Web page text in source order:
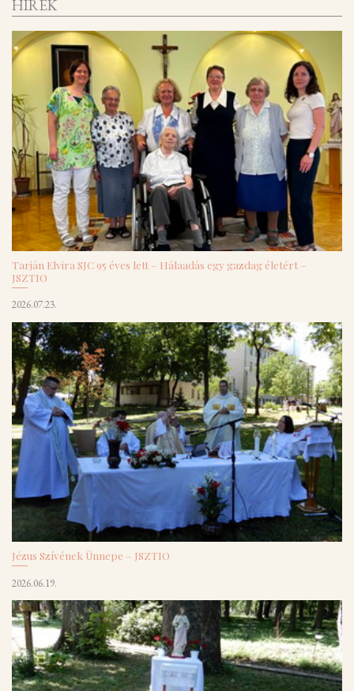
HÍREK
Tarján Elvira SJC 95 éves lett – Hálaadás egy gazdag életért –
JSZTIO
2026.07.23.
Jézus Szívének Ünnepe – JSZTIO
2026.06.19.